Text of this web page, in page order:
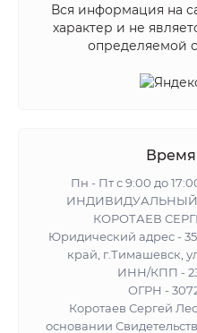
Вся информация на
характер и не
определяемой
Пн - Пт с 9:00 до
КОРОТАЕВ
Юридический адрес -
край, г.Тимашевск,
ИНН/КПП -
ОГРН -
Коротаев Сергей
основании